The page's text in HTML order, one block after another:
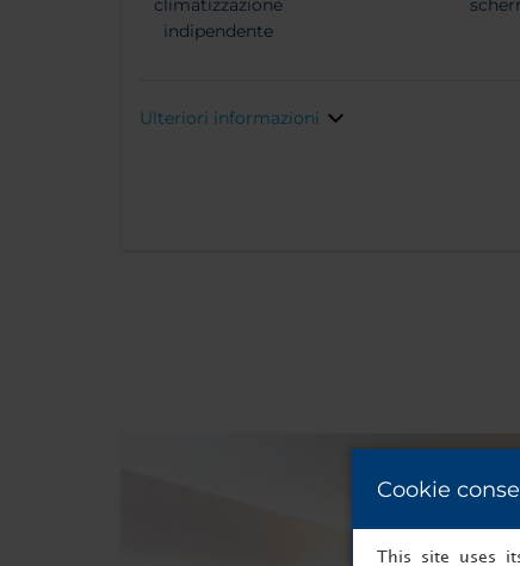
climatizzazione
indipendente
Ulteriori informazioni
Cookie
This site uses